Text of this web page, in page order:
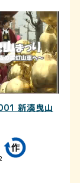
新湊曳山